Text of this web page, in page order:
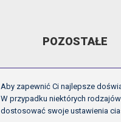
POZOSTAŁE
ARCHIWUM VIDEO
GALERIE
OFICJALNE LOGO
Aby zapewnić Ci najlepsze
W przypadku niektórych
dostosować swoje ustawienia